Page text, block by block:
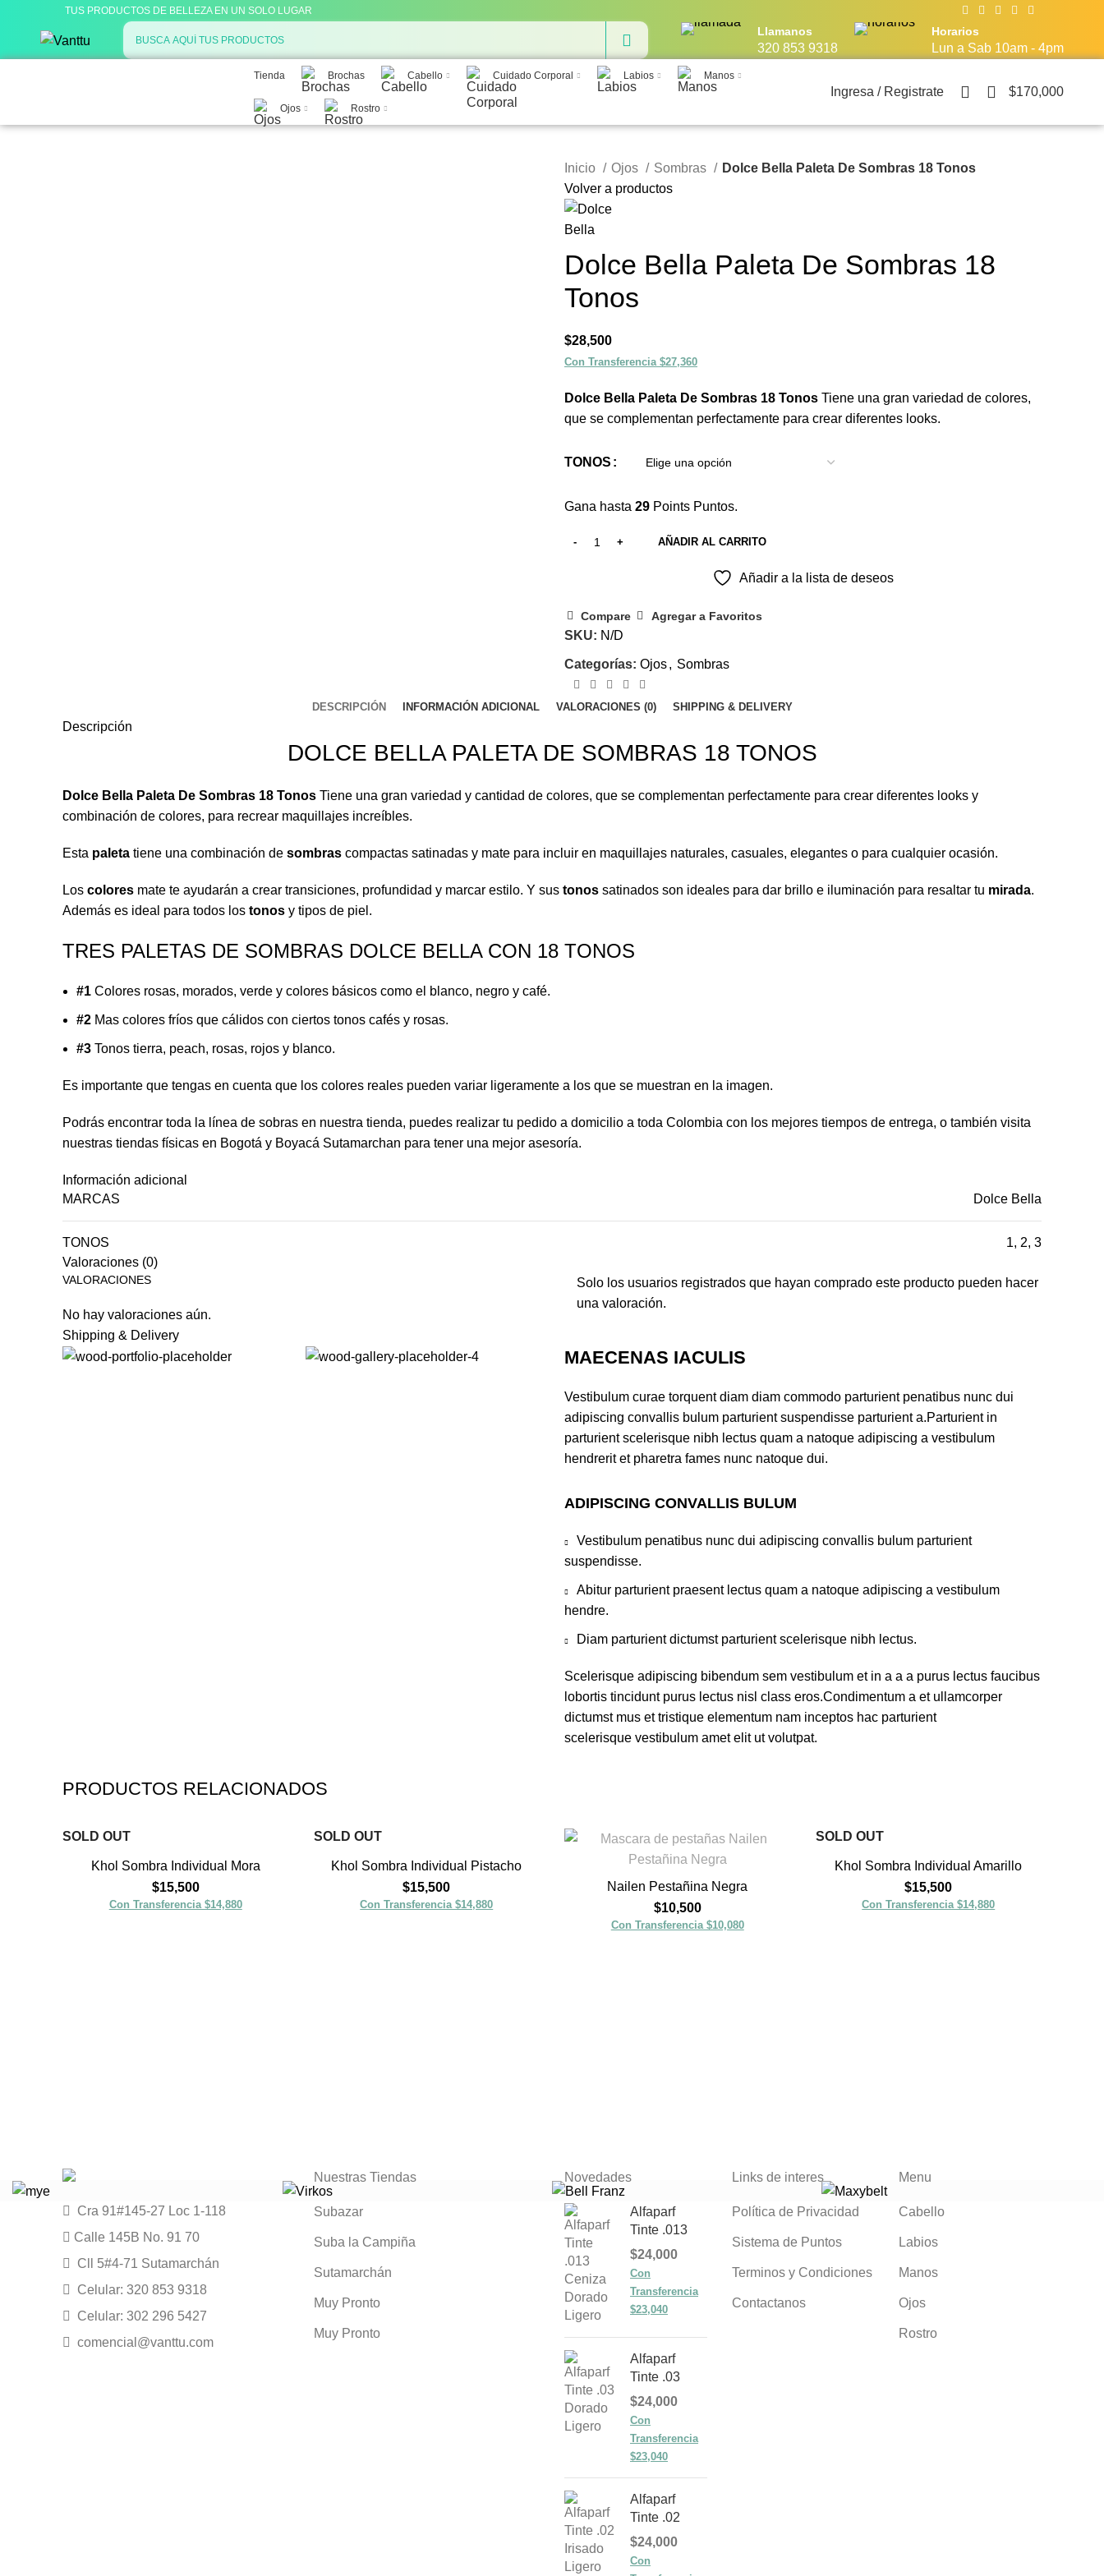
TUS PRODUCTOS DE BELLEZA EN UN SOLO LUGAR
Llamanos
320 853 9318
Horarios
Lun a Sab 10am - 4pm
Tienda Brochas Cabello Cuidado Corporal Labios Manos
Ojos Rostro
Ingresa / Registrate 18 $170,000
Inicio Ojos Sombras
Dolce Bella Paleta De Sombras 18 Tonos
Volver a productos
Dolce Bella Paleta De Sombras 18
Tonos
$28,500
Con Transferencia $27,360
Dolce Bella Paleta De Sombras 18 Tonos Tiene una gran variedad de colores,
que se complementan perfectamente para crear diferentes looks.
TONOS
Gana hasta 29 Points Puntos.
AÑADIR AL CARRITO
Añadir a la lista de deseos
Compare Agregar a Favoritos
SKU: N/D
Categorías: Ojos, Sombras
DESCRIPCIÓN INFORMACIÓN ADICIONAL VALORACIONES (0) SHIPPING & DELIVERY
Descripción
DOLCE BELLA PALETA DE SOMBRAS 18 TONOS
Dolce Bella Paleta De Sombras 18 Tonos Tiene una gran variedad y cantidad de colores, que se complementan perfectamente para crear diferentes looks y
combinación de colores, para recrear maquillajes increíbles.
Esta paleta tiene una combinación de sombras compactas satinadas y mate para incluir en maquillajes naturales, casuales, elegantes o para cualquier ocasión.
Los colores mate te ayudarán a crear transiciones, profundidad y marcar estilo. Y sus tonos satinados son ideales para dar brillo e iluminación para resaltar tu mirada.
Además es ideal para todos los tonos y tipos de piel.
TRES PALETAS DE SOMBRAS DOLCE BELLA CON 18 TONOS
#1 Colores rosas, morados, verde y colores básicos como el blanco, negro y café.
#2 Mas colores fríos que cálidos con ciertos tonos cafés y rosas.
#3 Tonos tierra, peach, rosas, rojos y blanco.
Es importante que tengas en cuenta que los colores reales pueden variar ligeramente a los que se muestran en la imagen.
Podrás encontrar toda la línea de sobras en nuestra tienda, puedes realizar tu pedido a domicilio a toda Colombia con los mejores tiempos de entrega, o también visita
nuestras tiendas físicas en Bogotá y Boyacá Sutamarchan para tener una mejor asesoría.
Información adicional
MARCAS
Dolce Bella
TONOS
1, 2, 3
Valoraciones (0)
VALORACIONES
No hay valoraciones aún.
Solo los usuarios registrados que hayan comprado este producto pueden hacer
una valoración.
Shipping & Delivery
MAECENAS IACULIS
Vestibulum curae torquent diam diam commodo parturient penatibus nunc dui
adipiscing convallis bulum parturient suspendisse parturient a.Parturient in
parturient scelerisque nibh lectus quam a natoque adipiscing a vestibulum
hendrerit et pharetra fames nunc natoque dui.
ADIPISCING CONVALLIS BULUM
Vestibulum penatibus nunc dui adipiscing convallis bulum parturient
suspendisse.
Abitur parturient praesent lectus quam a natoque adipiscing a vestibulum
hendre.
Diam parturient dictumst parturient scelerisque nibh lectus.
Scelerisque adipiscing bibendum sem vestibulum et in a a a purus lectus faucibus
lobortis tincidunt purus lectus nisl class eros.Condimentum a et ullamcorper
dictumst mus et tristique elementum nam inceptos hac parturient
scelerisque vestibulum amet elit ut volutpat.
PRODUCTOS RELACIONADOS
SOLD OUT
Khol Sombra Individual Mora
$15,500
Con Transferencia $14,880
SOLD OUT
Khol Sombra Individual Pistacho
$15,500
Con Transferencia $14,880
Nailen Pestañina Negra
$10,500
Con Transferencia $10,080
SOLD OUT
Khol Sombra Individual Amarillo
$15,500
Con Transferencia $14,880
Cra 91#145-27 Loc 1-118
Calle 145B No. 91 70
Cll 5#4-71 Sutamarchán
Celular: 320 853 9318
Celular: 302 296 5427
comencial@vanttu.com
Nuestras Tiendas
Subazar
Suba la Campiña
Sutamarchán
Muy Pronto
Muy Pronto
Novedades
Alfaparf
Tinte .013
$24,000
Con
Transferencia
$23,040
Alfaparf
Tinte .03
$24,000
Con
Transferencia
$23,040
Alfaparf
Tinte .02
$24,000
Con
Links de interes
Política de Privacidad
Sistema de Puntos
Terminos y Condiciones
Contactanos
Menu
Cabello
Labios
Manos
Ojos
Rostro